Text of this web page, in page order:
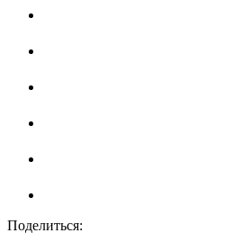
Поделиться: